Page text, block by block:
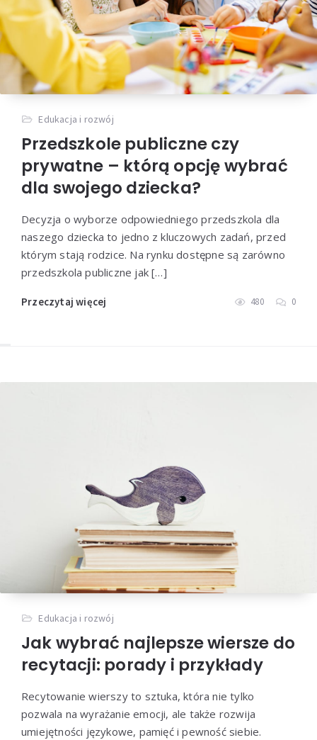
Edukacja i rozwój
Przedszkole publiczne czy
prywatne – którą opcję wybrać
dla swojego dziecka?
Decyzja o wyborze odpowiedniego przedszkola dla
naszego dziecka to jedno z kluczowych zadań, przed
którym stają rodzice. Na rynku dostępne są zarówno
przedszkola publiczne jak […]
Przeczytaj więcej 480 0
Edukacja i rozwój
Jak wybrać najlepsze wiersze do
recytacji: porady i przykłady
Recytowanie wierszy to sztuka, która nie tylko
pozwala na wyrażanie emocji, ale także rozwija
umiejętności językowe, pamięć i pewność siebie.